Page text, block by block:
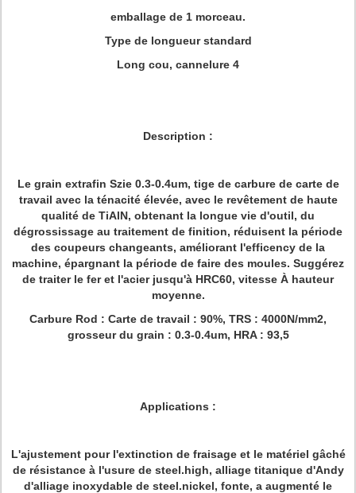
emballage de 1 morceau.
Type de longueur standard
Long cou, cannelure 4
Description :
Le grain extrafin Szie 0.3-0.4um, tige de carbure de carte de
travail avec la ténacité élevée, avec le revêtement de haute
qualité de TiAlN, obtenant la longue vie d'outil, du
dégrossissage au traitement de finition, réduisent la période
des coupeurs changeants, améliorant l'efficency de la
machine, épargnant la période de faire des moules. Suggérez
de traiter le fer et l'acier jusqu'à HRC60, vitesse À hauteur
moyenne.
Carbure Rod : Carte de travail : 90%, TRS : 4000N/mm2,
grosseur du grain : 0.3-0.4um, HRA : 93,5
Applications :
L'ajustement pour l'extinction de fraisage et le matériel gâché
de résistance à l'usure de steel.high, alliage titanique d'Andy
d'alliage inoxydable de steel.nickel, fonte, a augmenté le